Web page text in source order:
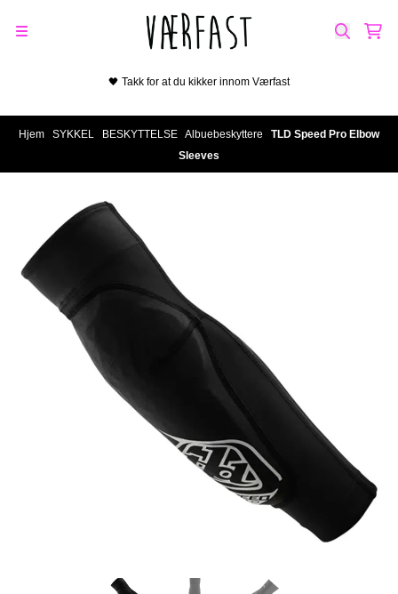
🖤 Takk for at du kikker innom Værfast
Hjem SYKKEL BESKYTTELSE Albuebeskyttere
TLD Speed Pro Elbow
Sleeves